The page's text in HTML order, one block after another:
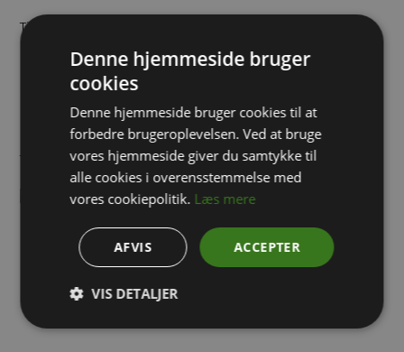
Tilpasning af pallekar
SERVICEUDFØRELSE,
Gevindskæring endevæg 2" til Model AU pallekar, som
forberedelse til montering af 2" Udløbsventil.
Dette produkt kan kun bestilles ved samtidig bestilling af
Pallekar/Plastkar er som udgangspunkt ikke forberedt med
gevind til udløbsventil. Der skal derfor skæres gevind, hvis
man ønsker at montere en udløbsventil på karet.
Denne hjemmeside bruger
cookies
Denne hjemmeside bruger cookies til at
forbedre brugeroplevelsen. Ved at bruge
vores hjemmeside giver du samtykke til
alle cookies i overensstemmelse med
vores cookiepolitik. Læs mere
ACCEPTER
AFVIS
VIS DETALJER